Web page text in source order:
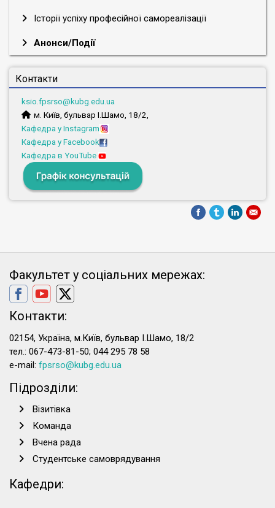
Історії успіху професійної самореалізації
Анонси/Події
Контакти
ksio.fpsrso@kubg.edu.ua
м. Київ, бульвар І.Шамо, 18/2,
Кафедра у Instagram
Кафедра у Facebook
Кафедра в YouTube
Факультет у соціальних мережах:
Контакти:
02154, Україна, м.Київ, бульвар І.Шамо, 18/2
тел.: 067-473-81-50; 044 295 78 58
e-mail: fpsrso@kubg.edu.ua
Підрозділи:
Візитівка
Команда
Вчена рада
Студентське самоврядування
Кафедри: